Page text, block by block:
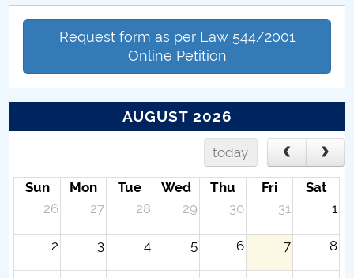
Request form as per Law 544/2001
Online Petition
AUGUST 2026
today
Sun Mon Tue Wed Thu Fri
Sat
26
27 28 29 30 31 1
2 3 4 5 6 7 8